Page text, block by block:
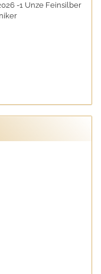
-1 Unze Feinsilber